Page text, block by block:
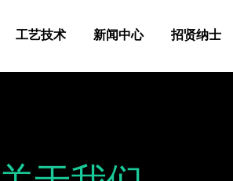
工艺技术 新闻中心 招贤纳士